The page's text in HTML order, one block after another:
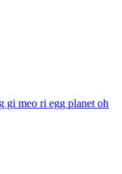
gi meo ri egg planet oh